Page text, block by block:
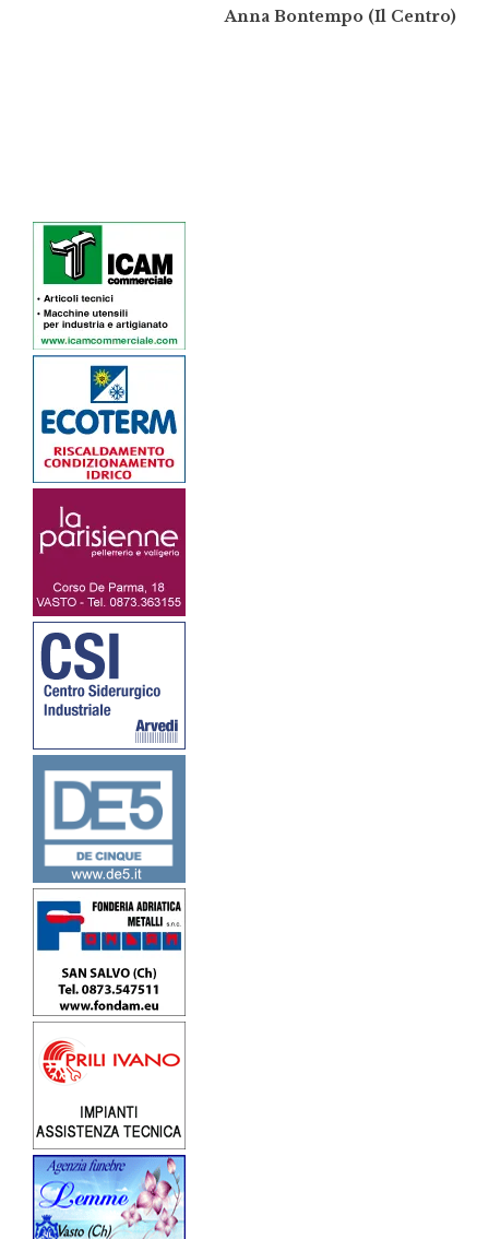
Anna Bontempo (Il Centro)